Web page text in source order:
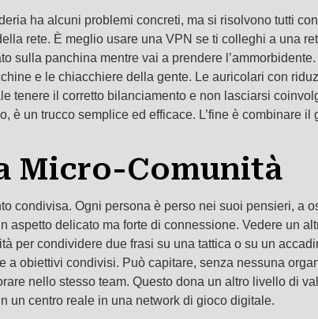
ha alcuni problemi concreti, ma si risolvono tutti
rete. È meglio usare una VPN se ti colleghi a una
sulla panchina mentre vai a prendere
e le chiacchiere della gente. Le auricolari con
tenere il corretto bilanciamento e non lasciarsi
è un trucco semplice ed efficace. L’fine è combinare
Micro-Comunità
condivisa. Ogni persona è perso nei suoi pensieri, a
delicato ma forte di connessione. Vedere un
per condividere due frasi su una tattica o su un
a obiettivi condivisi. Può capitare, senza nessuna
nello stesso team. Questo dona un altro livello di
un centro reale in una network di gioco digitale.